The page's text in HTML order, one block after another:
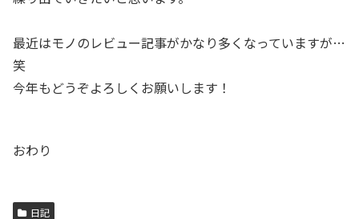
最近はモノのレビュー記事がかなり多くなっていますが…
笑
今年もどうぞよろしくお願いします！
おわり
日記